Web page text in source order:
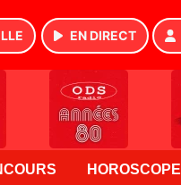
EN DIRECT
HOROSCOPE